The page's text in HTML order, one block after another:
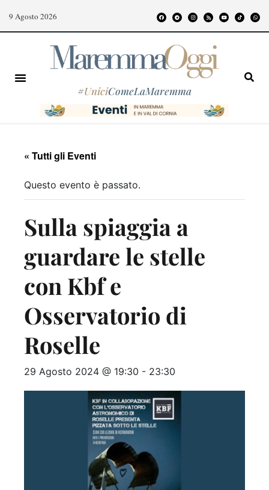
9 Agosto 2026
#UniciComeLaMaremma
« Tutti gli Eventi
Questo evento è passato.
Sulla spiaggia a
guardare le stelle
con Kbf e
Osservatorio di
Roselle
29 Agosto 2024 @ 19:30 - 23:30